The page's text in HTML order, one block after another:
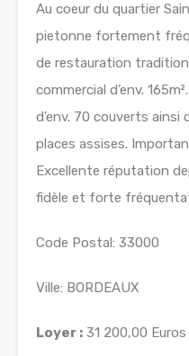
Au coeur du quartier
pietonne fortement
de restauration
commercial d’env.
d’env. 70 couverts ainsi
places assises.
Excellente réputation
fidèle et forte
Code Postal: 33000
Ville: BORDEAUX
Loyer : 31 200,00